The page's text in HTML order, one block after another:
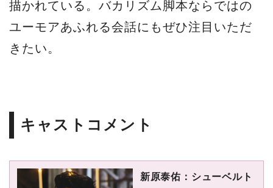
描かれている。バカリズム脚本ならではの
ユーモアあふれる会話にもぜひ注⽬いただ
きたい。
キャストコメント
新原泰佑：シューベルト